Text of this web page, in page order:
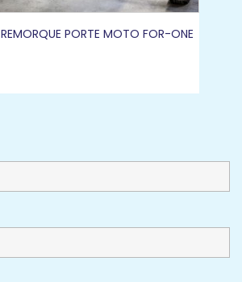
REMORQUE PORTE MOTO FOR-ONE